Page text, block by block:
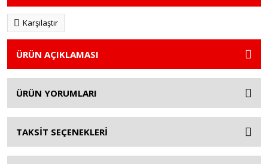
Karşılaştır
ÜRÜN AÇIKLAMASI
ÜRÜN YORUMLARI
TAKSİT SEÇENEKLERİ